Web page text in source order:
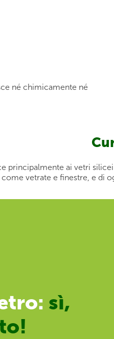
né chimicamente né
principalmente ai vetri
vetrate e finestre, e di
sì,